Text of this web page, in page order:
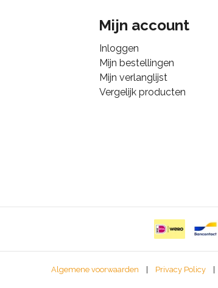
Mijn account
Inloggen
Mijn bestellingen
Mijn verlanglijst
Vergelijk producten
Algemene voorwaarden Privacy Policy